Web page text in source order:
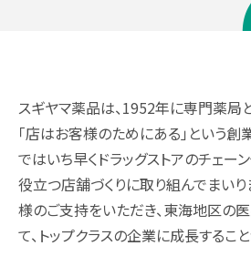
処方せん受付
電子お薬手帳アプリ
在宅訪問管理指導
ごあいさつ
会社概要
会社沿革
新卒採用サイト
（薬剤師職・総合職）
キャリア採用 正社員
薬剤師職
スギヤマカード
公式アプリ
スギヤマ薬品は、1952年に専門薬局
「店はお客様のためにある」という
ではいち早くドラッグストアのチェー
役立つ店舗づくりに取り組んでまいり
様のご支持をいただき、東海地区の
て、トップクラスの企業に成長するこ